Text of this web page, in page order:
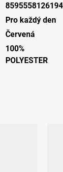
8595558126194
Pro každý den
Červená
100%
POLYESTER